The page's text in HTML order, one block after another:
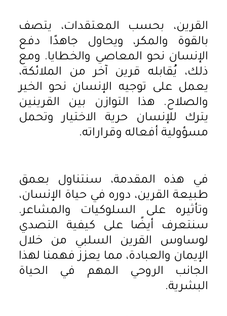
القرين، بحسب المعتقدات، يتصف
بالقوة والمكر، ويحاول جاهدًا دفع
الإنسان نحو المعاصي والخطايا. ومع
ذلك، يُقابله قرين آخر من الملائكة،
يعمل على توجيه الإنسان نحو الخير
والصلاح. هذا التوازن بين القرينين
يترك للإنسان حرية الاختيار وتحمل
مسؤولية أفعاله وقراراته.
في هذه المقدمة، سنتناول بعمق
طبيعة القرين، دوره في حياة الإنسان،
وتأثيره على السلوكيات والمشاعر.
سنتعرف أيضًا على كيفية التصدي
لوساوس القرين السلبي من خلال
الإيمان والعبادة، مما يعزز فهمنا لهذا
الجانب الروحي المهم في الحياة
البشرية.